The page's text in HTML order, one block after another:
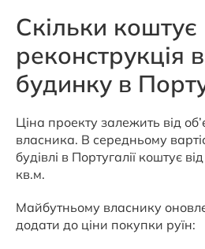
Скільки коштує
реконструкція
будинку в
Ціна проекту залежить від
власника. В середньому
будівлі в Португалії коштує
кв.м.
Майбутньому власнику
додати до ціни покупки руїн: